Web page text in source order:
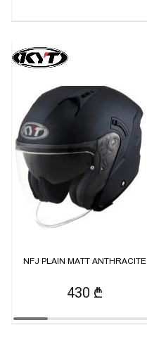
NFJ PLAIN MATT ANTHRACITE
430 ₾